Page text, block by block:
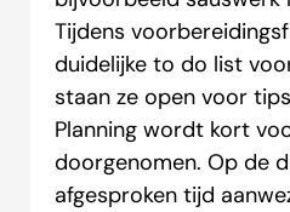
Tijdens
duidelijke to do list
staan ze open voor
Planning wordt kort
doorgenomen. Op de
afgesproken tijd